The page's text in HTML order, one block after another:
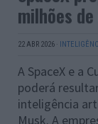
milhões
22 ABR 2026 ·
A SpaceX e a
poderá
inteligência
Musk. A